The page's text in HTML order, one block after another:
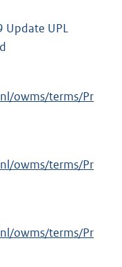
Update UPL
owms/terms/Pr
owms/terms/Pr
owms/terms/Pr